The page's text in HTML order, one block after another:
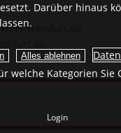
steinfurt.de
Darüber hinaus
welche Kategorien Sie
Login